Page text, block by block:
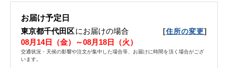
お届け予定日
東京都千代田区にお届けの場合 [住所の変更]
08月14日（金）～08月18日（火）
交通状況・天候の影響や注文が集中した場合等、お届けに時間を頂く場合がござ
います。